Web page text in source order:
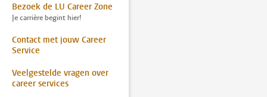
Bezoek de LU Career Zone
Je carrière begint hier!
Contact met jouw Career
Service
Veelgestelde vragen over
career services